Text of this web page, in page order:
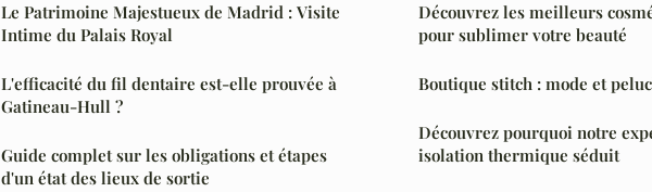
Le Patrimoine Majestueux de Madrid : Visite
Intime du Palais Royal
L'efficacité du fil dentaire est-elle prouvée à
Gatineau-Hull ?
Guide complet sur les obligations et étapes
d'un état des lieux de sortie
Découvrez les meilleurs
pour sublimer votre beauté
Boutique stitch : mode et
Découvrez pourquoi notre
isolation thermique séduit